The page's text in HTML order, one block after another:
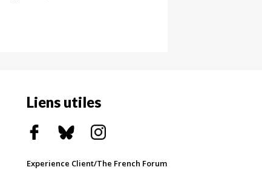
Liens utiles
Experience Client/The French Forum